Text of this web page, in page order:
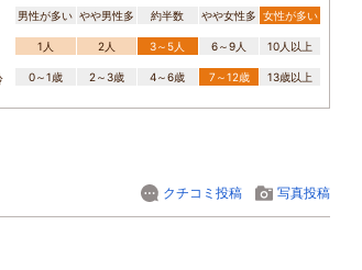
男性が多い やや男性多 約半数 やや女性多 女性が多い
1人 2人 3～5人 6～9人 10人以上
0～1歳 2～3歳 4～6歳 7～12歳 13歳以上
クチコミ投稿 写真投稿